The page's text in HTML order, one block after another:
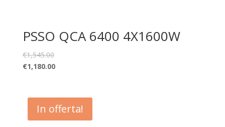
PSSO QCA 6400 4X1600W
€1,545.00
€1,180.00
In offerta!